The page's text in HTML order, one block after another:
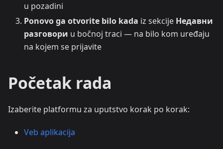
u pozadini
Ponovo ga otvorite bilo kada iz sekcije Недавни
разговори u bočnoj traci — na bilo kom uređaju
na kojem se prijavite
Početak rada
Izaberite platformu za uputstvo korak po korak:
Veb aplikacija